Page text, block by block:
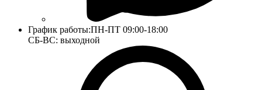
График работы:ПН-ПТ 09:00-18:00
СБ-ВС: выходной